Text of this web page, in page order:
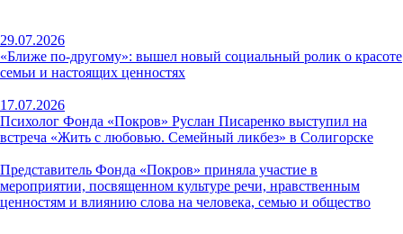
29.07.2026
«Ближе по-другому»: вышел новый социальный ролик о красоте
семьи и настоящих ценностях
17.07.2026
Психолог Фонда «Покров» Руслан Писаренко выступил на
встреча «Жить с любовью. Семейный ликбез» в Солигорске
Представитель Фонда «Покров» приняла участие в
мероприятии, посвященном культуре речи, нравственным
ценностям и влиянию слова на человека, семью и общество